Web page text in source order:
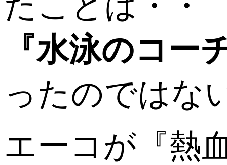
『水泳のコー
ったのではな
エーコが『熱